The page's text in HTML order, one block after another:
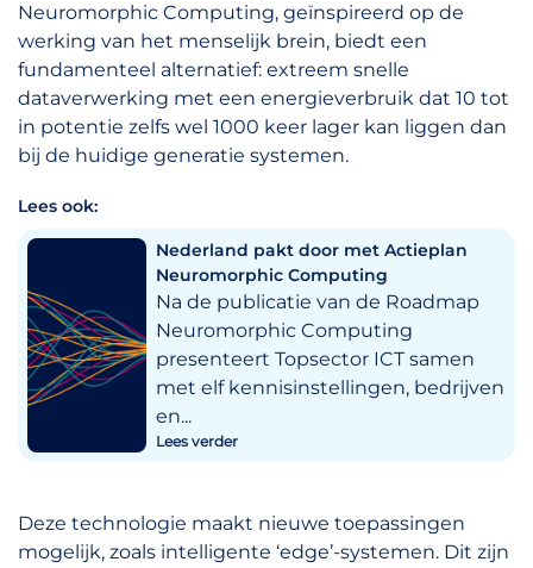
Neuromorphic Computing, geïnspireerd op de
werking van het menselijk brein, biedt een
fundamenteel alternatief: extreem snelle
dataverwerking met een energieverbruik dat 10 tot
in potentie zelfs wel 1000 keer lager kan liggen dan
bij de huidige generatie systemen.
Lees ook:
Nederland pakt door met Actieplan
Neuromorphic Computing
Na de publicatie van de Roadmap
Neuromorphic Computing
presenteert Topsector ICT samen
met elf kennisinstellingen, bedrijven
en...
Lees verder
Deze technologie maakt nieuwe toepassingen
mogelijk, zoals intelligente ‘edge’-systemen. Dit zijn